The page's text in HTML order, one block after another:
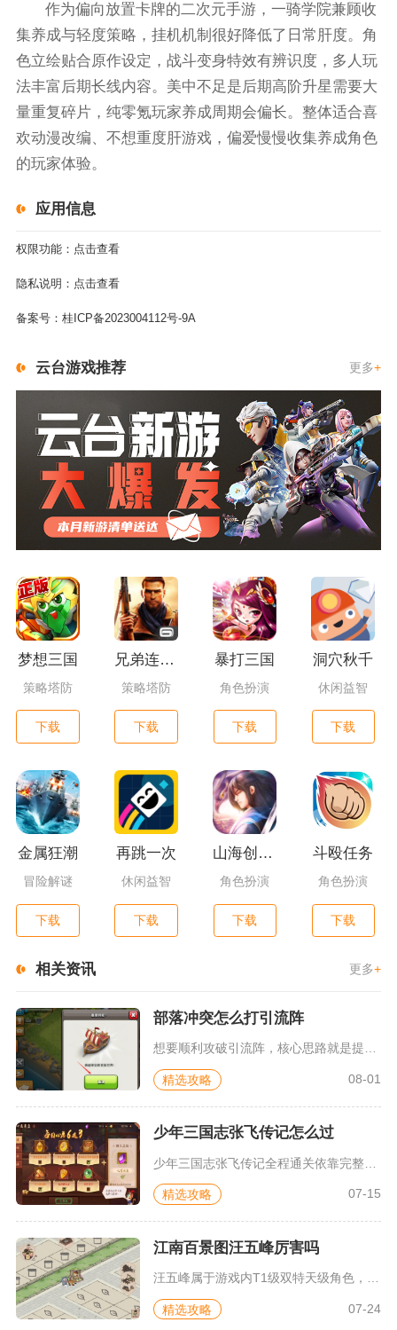
作为偏向放置卡牌的二次元手游，一骑学院兼顾收
集养成与轻度策略，挂机机制很好降低了日常肝度。角
色立绘贴合原作设定，战斗变身特效有辨识度，多人玩
法丰富后期长线内容。美中不足是后期高阶升星需要大
量重复碎片，纯零氪玩家养成周期会偏长。整体适合喜
欢动漫改编、不想重度肝游戏，偏爱慢慢收集养成角色
的玩家体验。
应用信息
权限功能： 点击查看
隐私说明： 点击查看
备案号： 桂ICP备2023004112号-9A
云台游戏推荐 更多+
梦想三国
策略塔防
下载
兄弟连3：战争之子
策略塔防
下载
暴打三国
角色扮演
下载
洞穴秋千
休闲益智
下载
金属狂潮
冒险解谜
下载
再跳一次
休闲益智
下载
山海创世录一剑天逆
角色扮演
下载
斗殴任务
角色扮演
下载
相关资讯 更多+
部落冲突怎么打引流阵
想要顺利攻破引流阵，核心思路就是提前完成双边断边，杜绝主力部...
精选攻略 08-01
少年三国志张飞传记怎么过
精选攻略 07-15
江南百景图汪五峰厉害吗
汪五峰属于游戏内T1级双特天级角色，综合实用性极强，不管是开...
精选攻略 07-24